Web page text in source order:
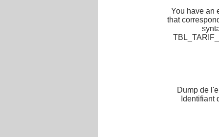
You have an
that
Dump de
Identifiant